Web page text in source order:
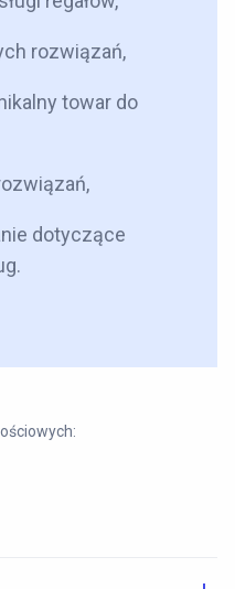
rozwiązań,
towar do
dotyczące